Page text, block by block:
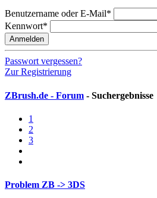
Benutzername oder E-Mail*
Kennwort*
Anmelden
Passwort vergessen?
Zur Registrierung
ZBrush.de - Forum - Suchergebnisse
1
2
3
Problem ZB -> 3DS